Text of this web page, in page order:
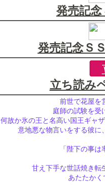
発売記
発売記念Ｓ
立ち読み
前世で花屋を
庭師の試験を受
何故か氷の王と名高い国王ギャ
意地悪な物言いをする彼
「陛下の事
甘え下手な世話焼き転
あたたか